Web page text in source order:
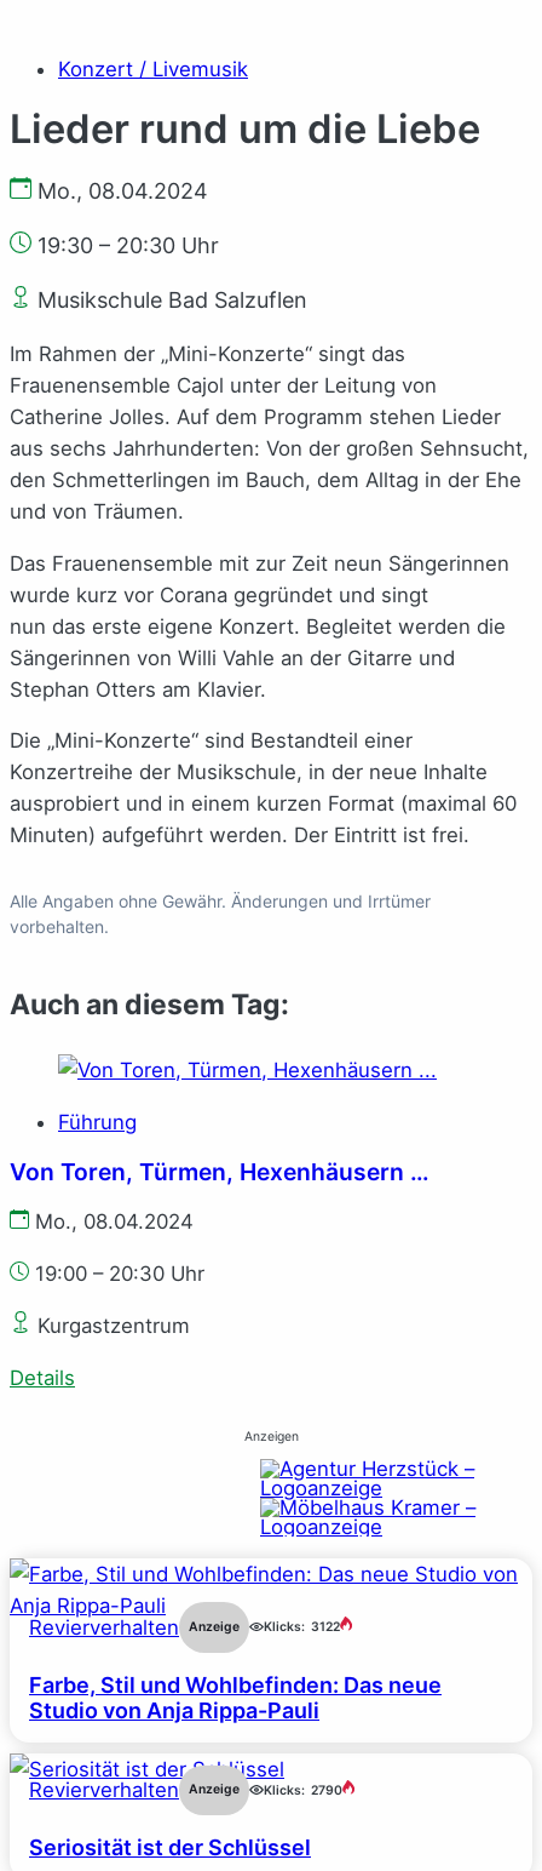
Konzert / Livemusik
Lieder rund um die Liebe
Mo., 08.04.2024
19:30 – 20:30 Uhr
Musikschule Bad Salzuflen
Im Rahmen der „Mini-Konzerte“ singt das
Frauenensemble Cajol unter der Leitung von
Catherine Jolles. Auf dem Programm stehen Lieder
aus sechs Jahrhunderten: Von der großen Sehnsucht,
den Schmetterlingen im Bauch, dem Alltag in der Ehe
und von Träumen.
Das Frauenensemble mit zur Zeit neun Sängerinnen
wurde kurz vor Corana gegründet und singt
nun das erste eigene Konzert. Begleitet werden die
Sängerinnen von Willi Vahle an der Gitarre und
Stephan Otters am Klavier.
Die „Mini-Konzerte“ sind Bestandteil einer
Konzertreihe der Musikschule, in der neue Inhalte
ausprobiert und in einem kurzen Format (maximal 60
Minuten) aufgeführt werden. Der Eintritt ist frei.
Alle Angaben ohne Gewähr. Änderungen und Irrtümer
vorbehalten.
Auch an diesem Tag:
Führung
Von Toren, Türmen, Hexenhäusern …
Mo., 08.04.2024
19:00 – 20:30 Uhr
Kurgastzentrum
Details
Anzeigen
Revierverhalten Anzeige Klicks: 3122
Farbe, Stil und Wohlbefinden: Das neue
Studio von Anja Rippa-Pauli
Revierverhalten Anzeige Klicks: 2790
Seriosität ist der Schlüssel